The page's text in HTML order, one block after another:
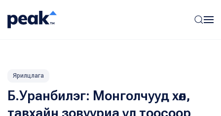
Ярилцлага
Б.Уранбилэг: Монголчууд хөл,